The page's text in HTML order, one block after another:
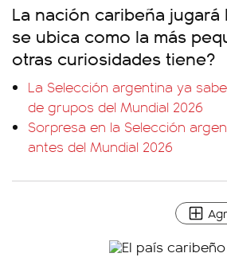
La nación caribeña
se ubica como la más
otras curiosidades tiene?
La Selección argentina ya
de grupos del Mundial 2026
Sorpresa en la Selección
antes del Mundial 2026